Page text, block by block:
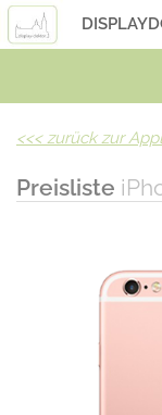
<<< zurück zur
Preisliste